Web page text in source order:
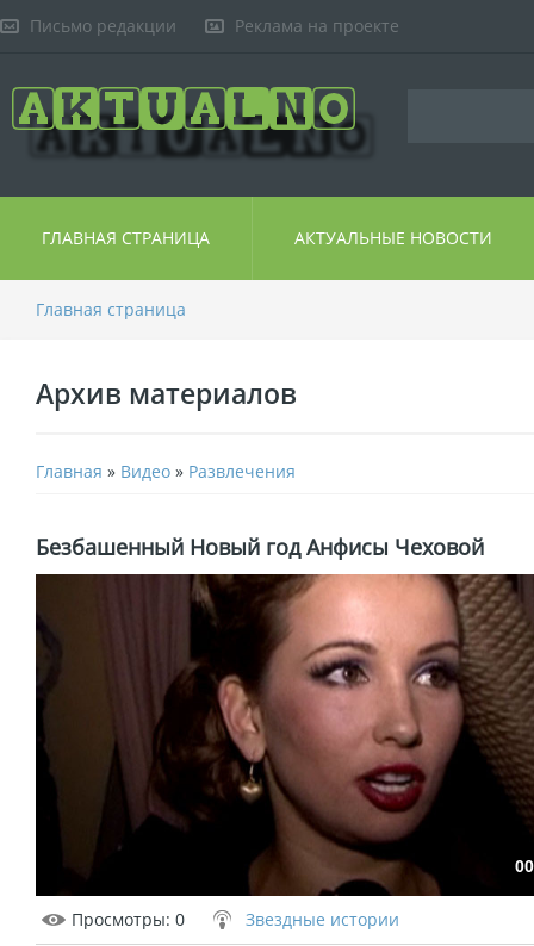
Письмо редакции Реклама на проекте
ГЛАВНАЯ СТРАНИЦА АКТУАЛЬНЫЕ НОВОСТИ
Главная страница
Архив материалов
Главная » Видео » Развлечения
Безбашенный Новый год Анфисы Чеховой
Просмотры: 0 Звездные истории